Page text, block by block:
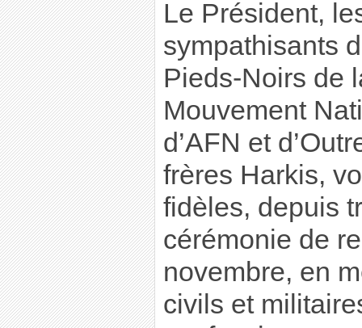
Le Président,
sympathisants
Pieds-Noirs de
Mouvement
d’AFN et
frères Harkis,
fidèles, depuis
cérémonie de
novembre, en
civils et